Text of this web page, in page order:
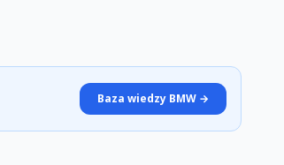
Baza wiedzy BMW →